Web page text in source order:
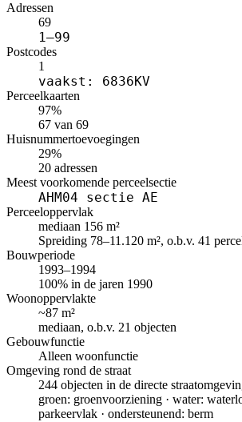
Adressen
69
1–99
Postcodes
1
vaakst: 6836KV
Perceelkaarten
97%
67 van 69
Huisnummertoevoegingen
29%
20 adressen
Meest voorkomende perceelsectie
AHM04 sectie AE
Perceeloppervlak
mediaan 156 m²
Spreiding 78–11.120 m², o.b.v. 41
Bouwperiode
1993–1994
100% in de jaren 1990
Woonoppervlakte
~87 m²
mediaan, o.b.v. 21 objecten
Gebouwfunctie
Alleen woonfunctie
Omgeving rond de straat
244 objecten in de directe
groen: groenvoorziening · water:
parkeervlak · ondersteunend: berm